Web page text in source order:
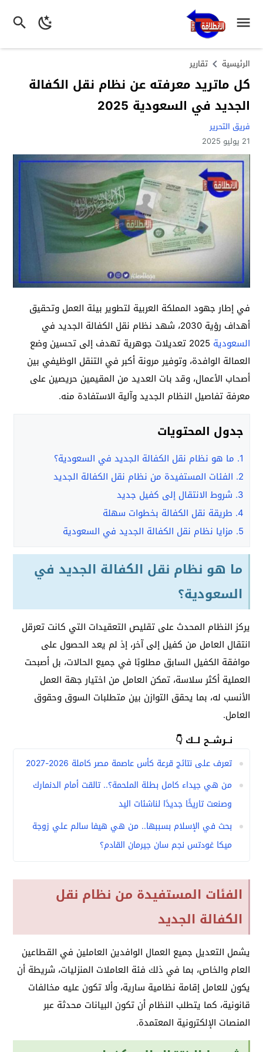
الرئيسية تقارير
كل ماتريد معرفته عن نظام نقل الكفالة
الجديد في السعودية 2025
فريق التحرير
21 يوليو 2025
في إطار جهود المملكة العربية لتطوير بيئة العمل وتحقيق
أهداف رؤية 2030، شهد نظام نقل الكفالة الجديد في
السعودية
2025 تعديلات جوهرية تهدف إلى تحسين وضع
العمالة الوافدة، وتوفير مرونة أكبر في التنقل الوظيفي بين
أصحاب الأعمال، وقد بات العديد من المقيمين حريصين على
معرفة تفاصيل النظام الجديد وآلية الاستفادة منه.
جدول المحتويات
1. ما هو نظام نقل الكفالة الجديد في السعودية؟
2. الفئات المستفيدة من نظام نقل الكفالة الجديد
3. شروط الانتقال إلى كفيل جديد
4. طريقة نقل الكفالة بخطوات سهلة
5. مزايا نظام نقل الكفالة الجديد في السعودية
ما هو نظام نقل الكفالة الجديد في
السعودية؟
يركز النظام المحدث على تقليص التعقيدات التي كانت تعرقل
انتقال العامل من كفيل إلى آخر، إذ لم يعد الحصول على
موافقة الكفيل السابق مطلوبًا في جميع الحالات، بل أصبحت
العملية أكثر سلاسة، تمكن العامل من اختيار جهة العمل
الأنسب له، بما يحقق التوازن بين متطلبات السوق وحقوق
العامل.
نــرشــح لــك 👇
تعرف على نتائج قرعة كأس عاصمة مصر كاملة 2026-2027
من هي جيداء كامل بطلة الملحمة؟.. تالقت أمام الدنمارك
وصنعت تاريخًا جديدًا لناشئات اليد
بحث في الإسلام بسببها.. من هي هيفا سالم علي زوجة
ميكا غودتس نجم سان جيرمان القادم؟
الفئات المستفيدة من نظام نقل
الكفالة الجديد
يشمل التعديل جميع العمال الوافدين العاملين في القطاعين
العام والخاص، بما في ذلك فئة العاملات المنزليات، شريطة أن
يكون للعامل إقامة نظامية سارية، وألا تكون عليه مخالفات
قانونية، كما يتطلب النظام أن تكون البيانات محدثة عبر
المنصات الإلكترونية المعتمدة.